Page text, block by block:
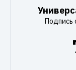
Подпись